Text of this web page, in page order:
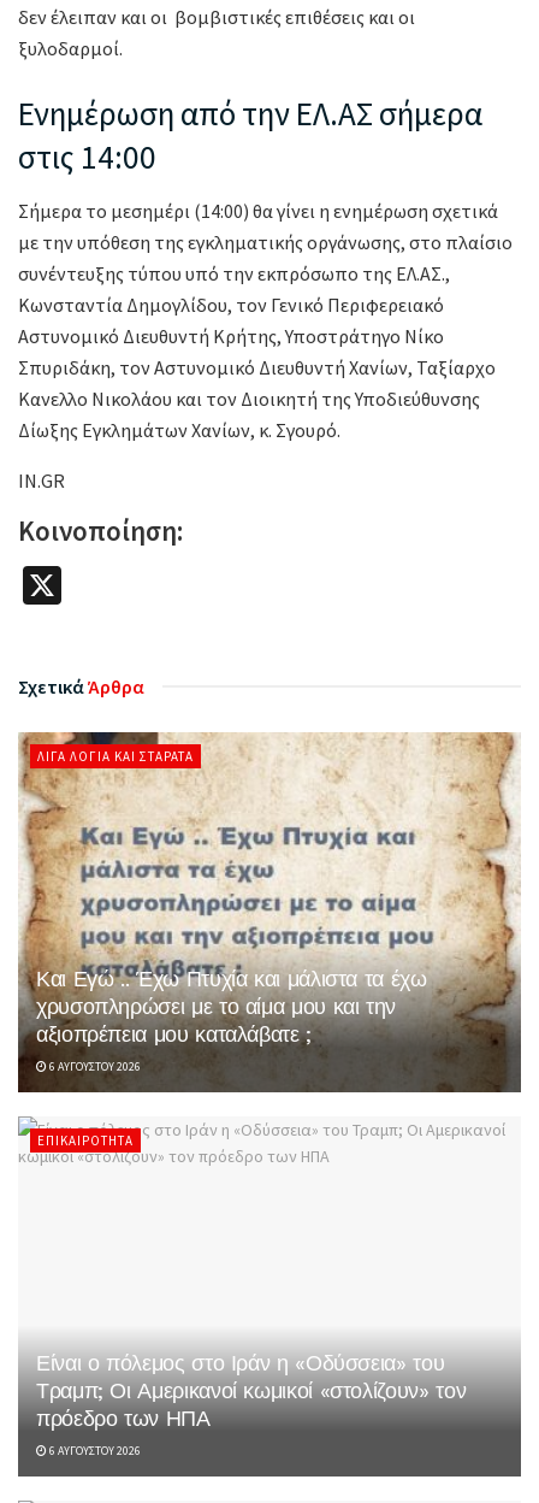
δεν έλειπαν και οι βομβιστικές επιθέσεις και οι
ξυλοδαρμοί.
Ενημέρωση από την ΕΛ.ΑΣ σήμερα
στις 14:00
Σήμερα το μεσημέρι (14:00) θα γίνει η ενημέρωση σχετικά
με την υπόθεση της εγκληματικής οργάνωσης, στο πλαίσιο
συνέντευξης τύπου υπό την εκπρόσωπο της ΕΛ.ΑΣ.,
Κωνσταντία Δημογλίδου, τον Γενικό Περιφερειακό
Αστυνομικό Διευθυντή Κρήτης, Υποστράτηγο Νίκο
Σπυριδάκη, τον Αστυνομικό Διευθυντή Χανίων, Ταξίαρχο
Κανελλο Νικολάου και τον Διοικητή της Υποδιεύθυνσης
Δίωξης Εγκλημάτων Χανίων, κ. Σγουρό.
IN.GR
Κοινοποίηση:
ΣχετικάΆρθρα
ΛΊΓΑ ΛΌΓΙΑ ΚΑΙ ΣΤΑΡΆΤΑ
Και Εγώ .. Έχω Πτυχία και μάλιστα τα έχω
χρυσοπληρώσει με το αίμα μου και την
αξιοπρέπεια μου καταλάβατε ;
6 ΑΥΓΟΎΣΤΟΥ 2026
ΕΠΙΚΑΙΡΌΤΗΤΑ
Είναι ο πόλεμος στο Ιράν η «Οδύσσεια» του
Τραμπ; Οι Αμερικανοί κωμικοί «στολίζουν» τον
πρόεδρο των ΗΠΑ
6 ΑΥΓΟΎΣΤΟΥ 2026